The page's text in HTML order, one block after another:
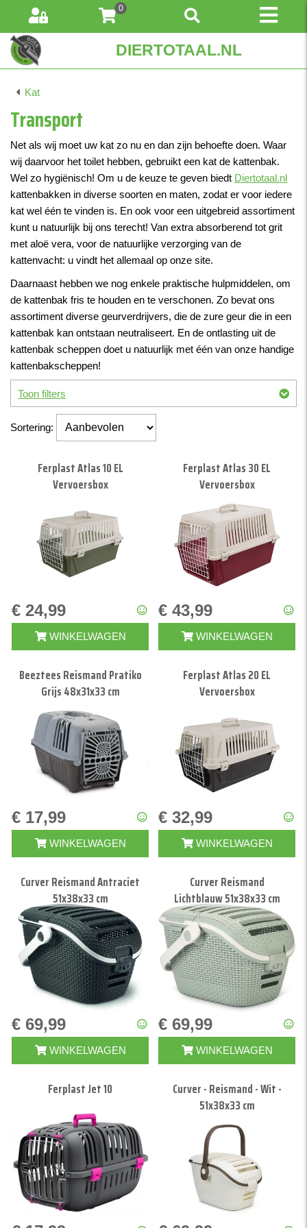
DIERTOTAAL.NL
0
Kat
Transport
Net als wij moet uw kat zo nu en dan zijn behoefte doen. Waar
wij daarvoor het toilet hebben, gebruikt een kat de kattenbak.
Wel zo hygiënisch! Om u de keuze te geven biedt Diertotaal.nl
kattenbakken in diverse soorten en maten, zodat er voor iedere
kat wel één te vinden is. En ook voor een uitgebreid assortiment
kunt u natuurlijk bij ons terecht! Van extra absorberend tot grit
met aloë vera, voor de natuurlijke verzorging van de
kattenvacht: u vindt het allemaal op onze site.
Daarnaast hebben we nog enkele praktische hulpmiddelen, om
de kattenbak fris te houden en te verschonen. Zo bevat ons
assortiment diverse geurverdrijvers, die de zure geur die in een
kattenbak kan ontstaan neutraliseert. En de ontlasting uit de
kattenbak scheppen doet u natuurlijk met één van onze handige
kattenbakscheppen!
Toon filters
Beeztees
Ferplast
Vervoersboxen
Grijs
Sortering:
Ferplast Atlas 10 EL
Vervoersbox
€ 24,99
WINKELWAGEN
Ferplast Atlas 30 EL
Vervoersbox
€ 43,99
WINKELWAGEN
Beeztees Reismand Pratiko
Grijs 48x31x33 cm
€ 17,99
WINKELWAGEN
Ferplast Atlas 20 EL
Vervoersbox
€ 32,99
WINKELWAGEN
Curver Reismand Antraciet
51x38x33 cm
€ 69,99
WINKELWAGEN
Curver Reismand
Lichtblauw 51x38x33 cm
€ 69,99
WINKELWAGEN
Ferplast Jet 10
Curver - Reismand - Wit -
51x38x33 cm